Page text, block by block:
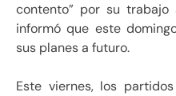
contento” por su trabajo
informó que este
sus planes a futuro.
Este viernes, los